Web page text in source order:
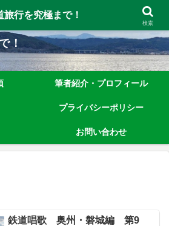
ハウを、わかりやすく解説しています！
！
筆者紹介・プロフィール
プライバシーポリシー
お問い合わせ
鉄道唱歌 奥州・磐城編 第9
旅行を究極まで！
検索